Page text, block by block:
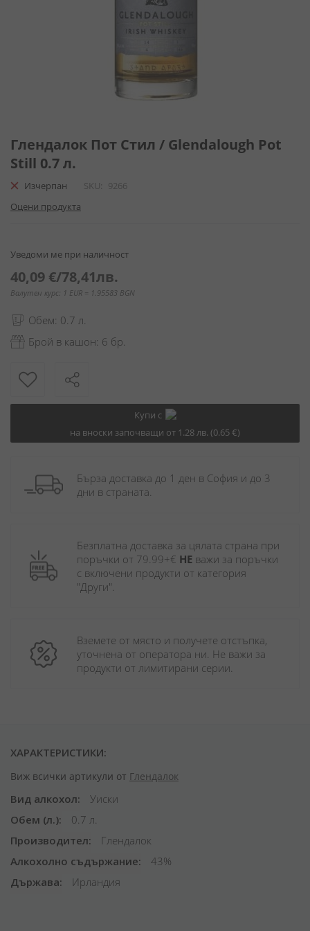
към
началото
на
галерия
снимки
Глендалок Пот Стил / Glendalough Pot
Still 0.7 л.
Изчерпан SKU
9266
Оцени продукта
Уведоми ме при наличност
40,09 €/78,41лв.
Валутен курс: 1 EUR = 1.95583 BGN
Обем: 0.7 л.
Брой в кашон: 6 бр.
Купи с
на вноски започващи от 1.28 лв. (0.65 €)
Бърза доставка до 1 ден в София и до 3
дни в страната.
Безплатна доставка за цялата страна при
поръчки от 79.99+€ НЕ важи за поръчки
с включени продукти от категория
"Други".
Вземете от място и получете отстъпка,
уточнена от оператора ни. Не важи за
продукти от лимитирани серии.
ХАРАКТЕРИСТИКИ:
Виж всички артикули от Глендалок
Вид алкохол
Уиски
Обем (л.)
0.7 л.
Производител
Глендалок
Алкохолно съдържание
43%
Държава
Ирландия